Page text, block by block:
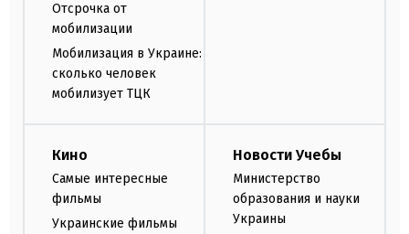
Отсрочка от
мобилизации
Мобилизация в Украине:
сколько человек
мобилизует ТЦК
Кино
Самые интересные
фильмы
Украинские фильмы
Новости Учебы
Министерство
образования и науки
Украины